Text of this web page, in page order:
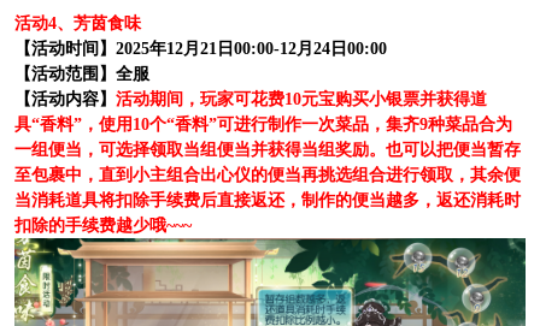
活动4、芳茵食味
【活动时间】2025年12月21日00:00-12月24日00:00
【活动范围】全服
【活动内容】 活动期间，玩家可花费10元宝购买小银票并获得道
具“香料”，使用10个“香料”可进行制作一次菜品，集齐9种菜品合为
一组便当，可选择领取当组便当并获得当组奖励。也可以把便当暂存
至包裹中，直到小主组合出心仪的便当再挑选组合进行领取，其余便
当消耗道具将扣除手续费后直接返还，制作的便当越多，返还消耗时
扣除的手续费越少哦~~~